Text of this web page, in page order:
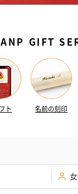
GIFT
ト 名前の刻印